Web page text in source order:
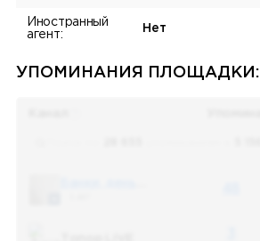
Иностранный
агент:
Нет
УПОМИНАНИЯ ПЛОЩАДКИ: